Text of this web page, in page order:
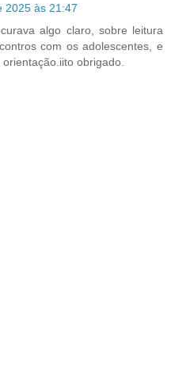
2025 às 21:47
algo claro, sobre leitura
com os adolescentes, e
obrigado.